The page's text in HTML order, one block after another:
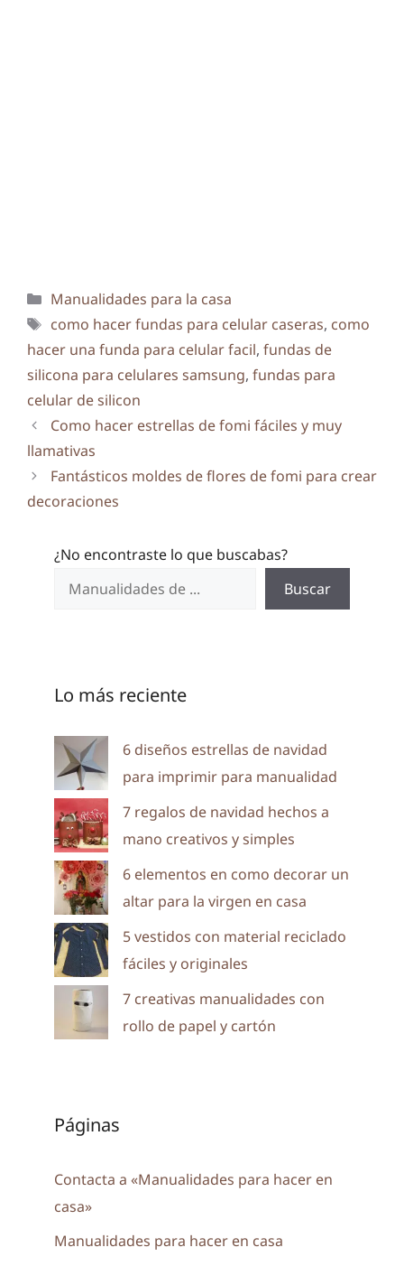
Categorías
Manualidades para la casa
Etiquetas
como hacer fundas para celular caseras, como
hacer una funda para celular facil, fundas de
silicona para celulares samsung, fundas para
celular de silicon
Como hacer estrellas de fomi fáciles y muy
llamativas
Fantásticos moldes de flores de fomi para crear
decoraciones
¿No encontraste lo que buscabas?
Buscar
Lo más reciente
6 diseños estrellas de navidad
para imprimir para manualidad
7 regalos de navidad hechos a
mano creativos y simples
6 elementos en como decorar un
altar para la virgen en casa
5 vestidos con material reciclado
fáciles y originales
7 creativas manualidades con
rollo de papel y cartón
Páginas
Contacta a «Manualidades para hacer en
casa»
Manualidades para hacer en casa